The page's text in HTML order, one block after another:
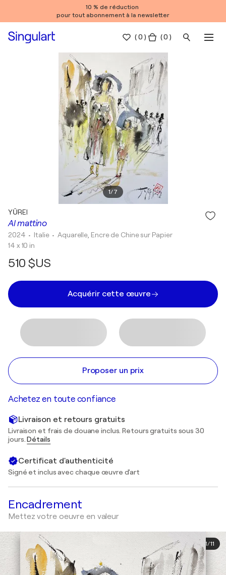
10 % de réduction
pour tout abonnement à la newsletter
(0 ) ( 0 )
1/7
Al mattino
YŪREI
2024 • Italie •Aquarelle, Encre de Chine sur Papier
14 x 10 in
510 $US
Acquérir cette œuvre
Proposer un prix
Achetez en toute confiance
Livraison et retours gratuits
Livraison et frais de douane inclus. Retours gratuits sous 30
jours.Détails
Certificat d'authenticité
Signé et inclus avec chaque œuvre d'art
Encadrement
Mettez votre oeuvre en valeur
1/11